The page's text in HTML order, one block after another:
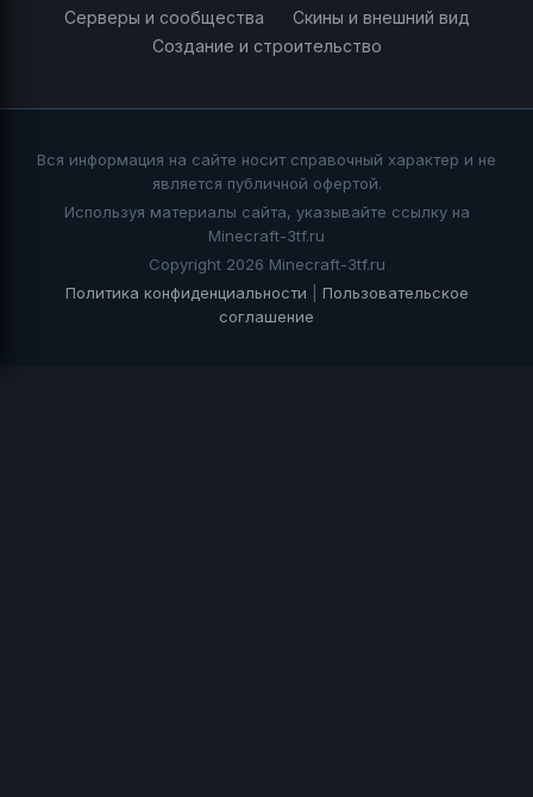
Серверы и сообщества
Скины и внешний вид
Создание и строительство
Вся информация на сайте носит справочный характер и не
является публичной офертой.
Используя материалы сайта, указывайте ссылку на
Minecraft-3tf.ru
Copyright 2026 Minecraft-3tf.ru
Политика конфиденциальности
Пользовательское
соглашение